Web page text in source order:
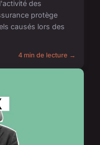
des
protège
causés lors des
4 min de lecture →